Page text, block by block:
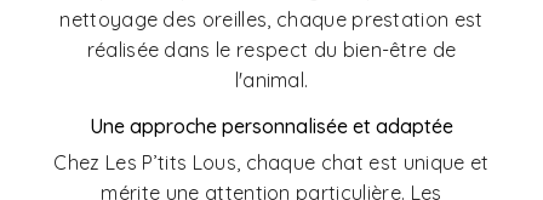
nettoyage des oreilles, chaque prestation est
réalisée dans le respect du bien-être de
l'animal.
Une approche personnalisée et adaptée
Chez Les P’tits Lous, chaque chat est unique et
mérite une attention particulière. Les